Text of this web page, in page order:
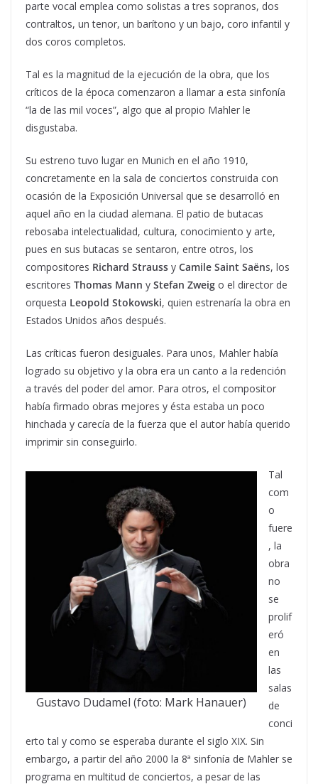
parte vocal emplea como solistas a tres sopranos, dos
contraltos, un tenor, un barítono y un bajo, coro infantil y
dos coros completos.
Tal es la magnitud de la ejecución de la obra, que los
críticos de la época comenzaron a llamar a esta sinfonía
“la de las mil voces”, algo que al propio Mahler le
disgustaba.
Su estreno tuvo lugar en Munich en el año 1910,
concretamente en la sala de conciertos construida con
ocasión de la Exposición Universal que se desarrolló en
aquel año en la ciudad alemana. El patio de butacas
rebosaba intelectualidad, cultura, conocimiento y arte,
pues en sus butacas se sentaron, entre otros, los
compositores Richard Strauss y Camile Saint Saëns, los
escritores Thomas Mann y Stefan Zweig o el director de
orquesta Leopold Stokowski, quien estrenaría la obra en
Estados Unidos años después.
Las críticas fueron desiguales. Para unos, Mahler había
logrado su objetivo y la obra era un canto a la redención
a través del poder del amor. Para otros, el compositor
había firmado obras mejores y ésta estaba un poco
hinchada y carecía de la fuerza que el autor había querido
imprimir sin conseguirlo.
Gustavo Dudamel (foto: Mark Hanauer)
Tal
com
o
fuere
, la
obra
no
se
prolif
eró
en
las
salas
de
conci
erto tal y como se esperaba durante el siglo XIX. Sin
embargo, a partir del año 2000 la 8ª sinfonía de Mahler se
programa en multitud de conciertos, a pesar de las